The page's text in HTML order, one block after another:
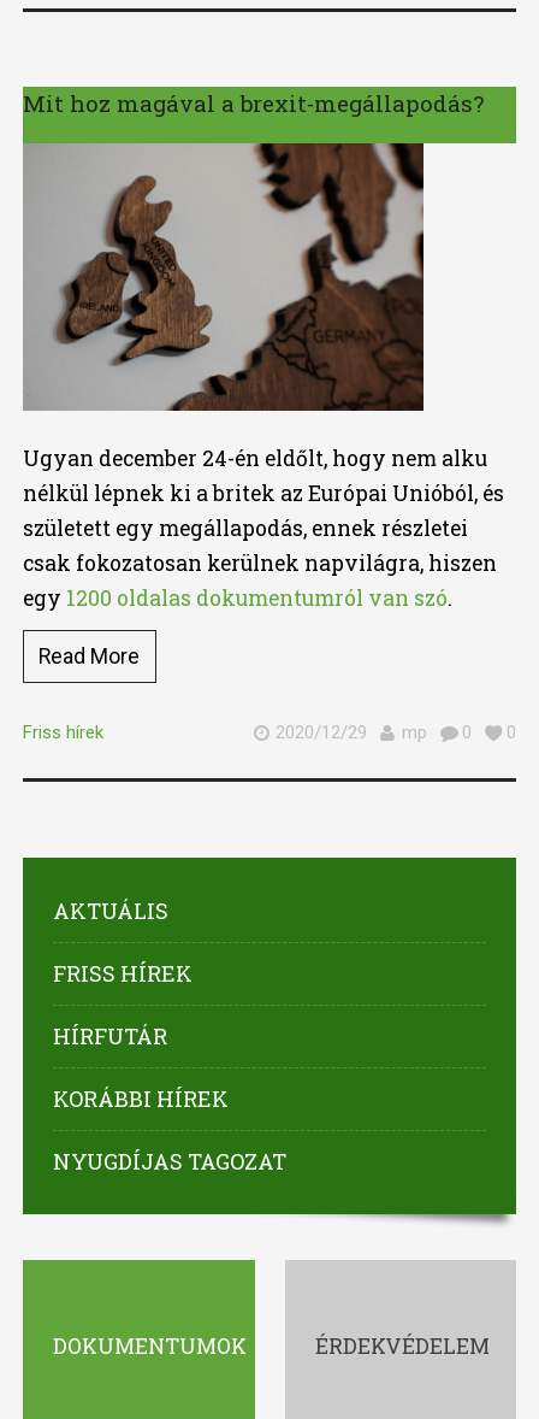
Mit hoz magával a brexit-megállapodás?
Ugyan december 24-én eldőlt, hogy nem alku
nélkül lépnek ki a britek az Európai Unióból, és
született egy megállapodás, ennek részletei
csak fokozatosan kerülnek napvilágra, hiszen
egy 1200 oldalas dokumentumról van szó.
Read More
Friss hírek 2020/12/29 mp 0 0
AKTUÁLIS
FRISS HÍREK
HÍRFUTÁR
KORÁBBI HÍREK
NYUGDÍJAS TAGOZAT
DOKUMENTUMOK ÉRDEKVÉDELEM